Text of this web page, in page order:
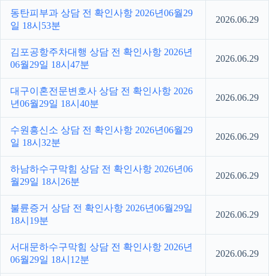
동탄피부과 상담 전 확인사항 2026년06월29
일 18시53분
2026.06.29
김포공항주차대행 상담 전 확인사항 2026년
06월29일 18시47분
2026.06.29
대구이혼전문변호사 상담 전 확인사항 2026
년06월29일 18시40분
2026.06.29
수원흥신소 상담 전 확인사항 2026년06월29
일 18시32분
2026.06.29
하남하수구막힘 상담 전 확인사항 2026년06
월29일 18시26분
2026.06.29
불륜증거 상담 전 확인사항 2026년06월29일
18시19분
2026.06.29
서대문하수구막힘 상담 전 확인사항 2026년
06월29일 18시12분
2026.06.29